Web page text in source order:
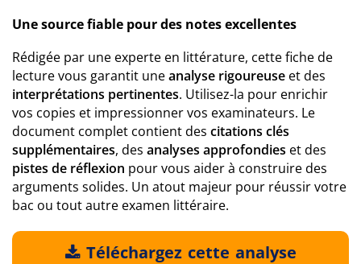
Une source fiable pour des notes excellentes
Rédigée par une experte en littérature, cette fiche de
lecture vous garantit uneanalyse rigoureuse et des
interprétations pertinentes. Utilisez-la pour enrichir
vos copies et impressionner vos examinateurs. Le
document complet contient des citations clés
supplémentaires, des analyses approfondies et des
pistes de réflexion pour vous aider à construire des
arguments solides. Un atout majeur pour réussir votre
bac ou tout autre examen littéraire.
Téléchargez cette analyse